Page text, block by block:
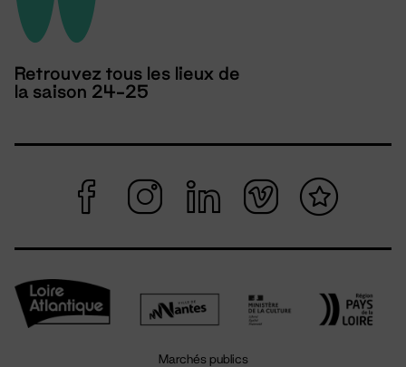
Retrouvez tous les lieux de
la saison 24-25
Marchés publics